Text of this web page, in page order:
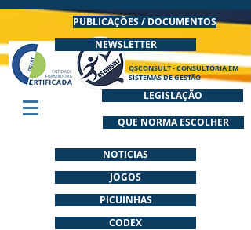
QSCONSULT - CONSULTORIA EM
SISTEMAS DE GESTÃO
LEGISLAÇÃO
QUE NORMA ESCOLHER
NOTICIAS
JOGOS
PICUINHAS
CODEX
PUBLICAÇÕES / DOCUMENTOS
NEWSLETTER